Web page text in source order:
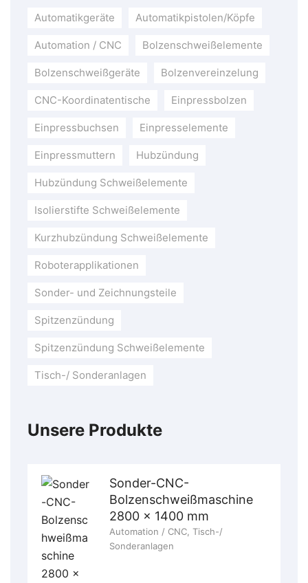
Automatikgeräte Automatikpistolen/Köpfe
Automation / CNC Bolzenschweißelemente
Bolzenschweißgeräte Bolzenvereinzelung
CNC-Koordinatentische Einpressbolzen
Einpressbuchsen Einpresselemente
Einpressmuttern Hubzündung
Hubzündung Schweißelemente
Isolierstifte Schweißelemente
Kurzhubzündung Schweißelemente
Roboterapplikationen
Sonder- und Zeichnungsteile
Spitzenzündung
Spitzenzündung Schweißelemente
Tisch-/ Sonderanlagen
Unsere Produkte
Sonder-CNC-
Bolzenschweißmaschine
2800 x 1400 mm
Automation / CNC Tisch-/
Sonderanlagen